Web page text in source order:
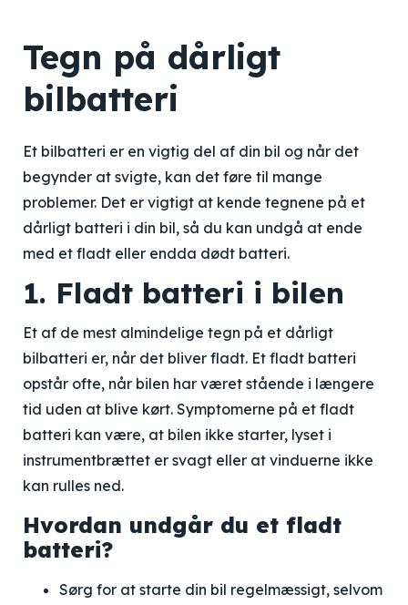
Tegn på dårligt
bilbatteri
Et bilbatteri er en vigtig del af din bil og når det
begynder at svigte, kan det føre til mange
problemer. Det er vigtigt at kende tegnene på et
dårligt batteri i din bil, så du kan undgå at ende
med et fladt eller endda dødt batteri.
1. Fladt batteri i bilen
Et af de mest almindelige tegn på et dårligt
bilbatteri er, når det bliver fladt. Et fladt batteri
opstår ofte, når bilen har været stående i længere
tid uden at blive kørt. Symptomerne på et fladt
batteri kan være, at bilen ikke starter, lyset i
instrumentbrættet er svagt eller at vinduerne ikke
kan rulles ned.
Hvordan undgår du et fladt
batteri?
Sørg for at starte din bil regelmæssigt, selvom